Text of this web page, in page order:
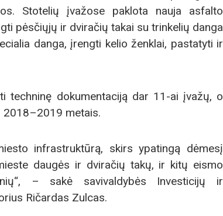
Stotelių įvažose paklota nauja asfalto
pėsčiųjų ir dviračių takai su trinkelių danga
danga, įrengti kelio ženklai, pastatyti ir
techninę dokumentaciją dar 11-ai įvažų, o
2018–2019 metais.
infrastruktūrą, skirs ypatingą dėmesį
daugės ir dviračių takų, ir kitų eismo
– sakė savivaldybės Investicijų ir
Ričardas Zulcas.